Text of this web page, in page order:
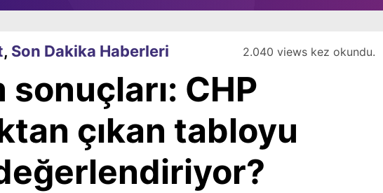
, Son Dakika Haberleri 2.040 views kez okundu.
sonuçları: CHP
çıkan tabloyu